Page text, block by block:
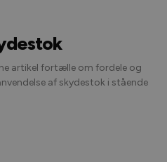
artikel fortælle om fordele og
af skydestok i stående